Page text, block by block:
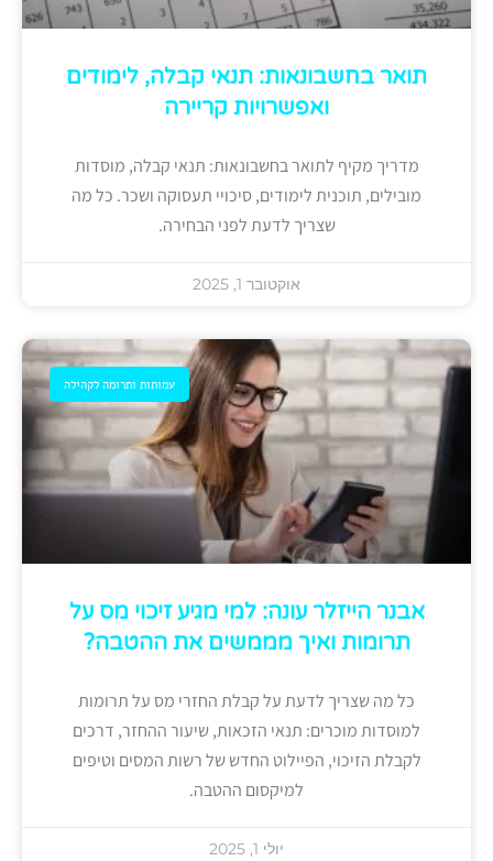
תואר בחשבונאות: תנאי קבלה, לימודים
ואפשרויות קריירה
מדריך מקיף לתואר בחשבונאות: תנאי קבלה, מוסדות
מובילים, תוכנית לימודים, סיכויי תעסוקה ושכר. כל מה
שצריך לדעת לפני הבחירה.
אוקטובר 1, 2025
עמותות ותרומה לקהילה
אבנר הייזלר עונה: למי מגיע זיכוי מס על
תרומות ואיך מממשים את ההטבה?
כל מה שצריך לדעת על קבלת החזרי מס על תרומות
למוסדות מוכרים: תנאי הזכאות, שיעור ההחזר, דרכים
לקבלת הזיכוי, הפיילוט החדש של רשות המסים וטיפים
למיקסום ההטבה.
יולי 1, 2025